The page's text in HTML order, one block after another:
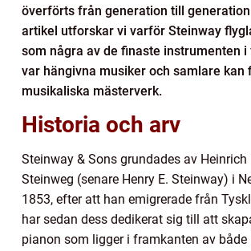
överförts från generation till
artikel utforskar vi varför Steinway
som några av de finaste instrumenten i
var hängivna musiker och samlare kan
musikaliska mästerverk.
Historia och arv
Steinway & Sons grundades av Heinrich
Steinweg (senare Henry E. Steinway) i
1853, efter att han emigrerade från
har sedan dess dedikerat sig till att
pianon som ligger i framkanten av